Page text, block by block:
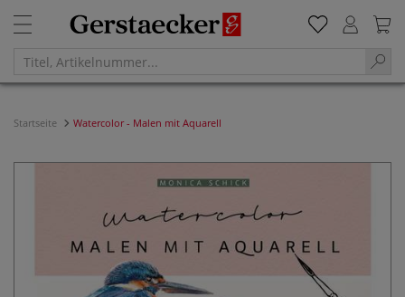
Startseite Watercolor - Malen mit Aquarell